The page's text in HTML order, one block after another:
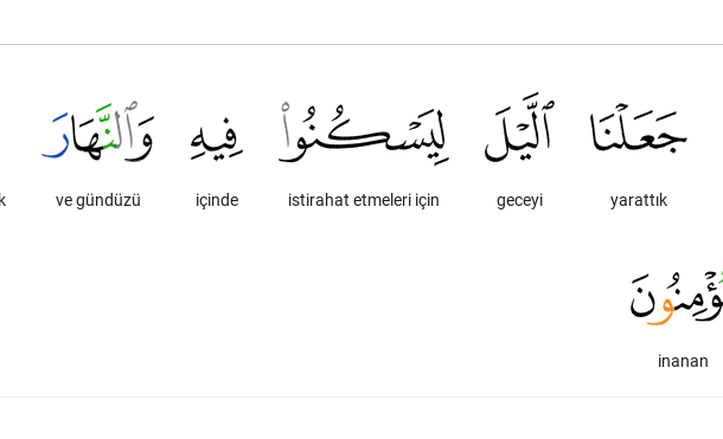
yarattık
geceyi
istirahat etmeleri için
içinde
ve gündüzü
inanan